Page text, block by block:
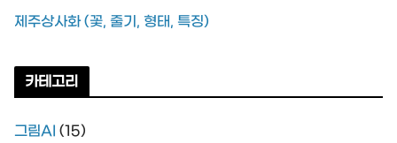
제주상사화 (꽃, 줄기, 형태, 특징)
카테고리
그림AI (15)